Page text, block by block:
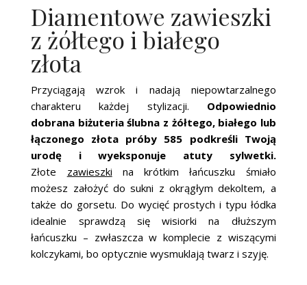
Diamentowe zawieszki
z żółtego i białego
złota
Przyciągają wzrok i nadają niepowtarzalnego
charakteru każdej stylizacji. Odpowiednio
dobrana biżuteria ślubna z żółtego, białego lub
łączonego złota próby 585 podkreśli Twoją
urodę i wyeksponuje atuty sylwetki.
Złote zawieszki na krótkim łańcuszku śmiało
możesz założyć do sukni z okrągłym dekoltem, a
także do gorsetu. Do wycięć prostych i typu łódka
idealnie sprawdzą się wisiorki na dłuższym
łańcuszku – zwłaszcza w komplecie z wiszącymi
kolczykami, bo optycznie wysmuklają twarz i szyję.